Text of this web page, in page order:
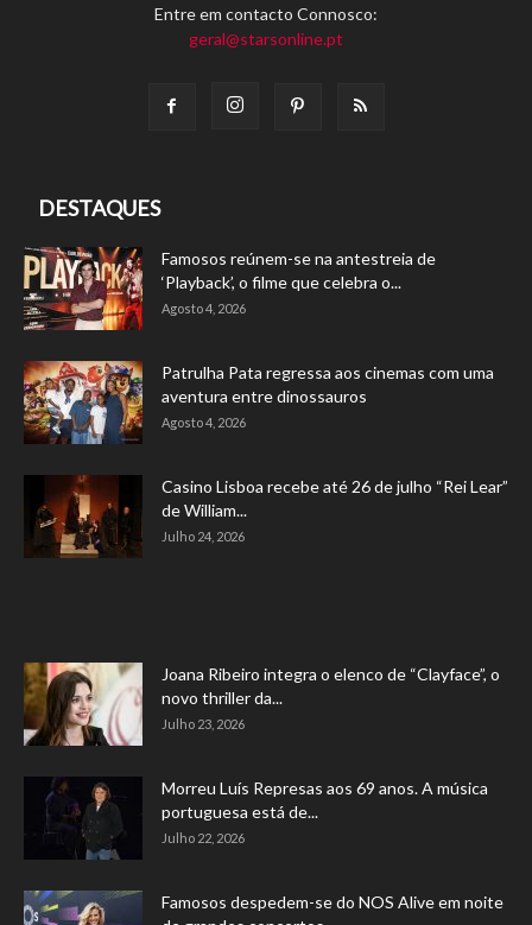
Entre em contacto Connosco:
geral@starsonline.pt
DESTAQUES
Famosos reúnem-se na antestreia de
‘Playback’, o filme que celebra o...
Agosto 4, 2026
Patrulha Pata regressa aos cinemas com uma
aventura entre dinossauros
Agosto 4, 2026
Casino Lisboa recebe até 26 de julho “Rei Lear”
de William...
Julho 24, 2026
Joana Ribeiro integra o elenco de “Clayface”, o
novo thriller da...
Julho 23, 2026
Morreu Luís Represas aos 69 anos. A música
portuguesa está de...
Julho 22, 2026
Famosos despedem-se do NOS Alive em noite